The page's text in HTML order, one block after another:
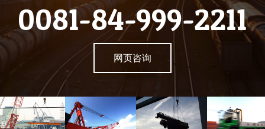
0081-84-999-2211
网页咨询